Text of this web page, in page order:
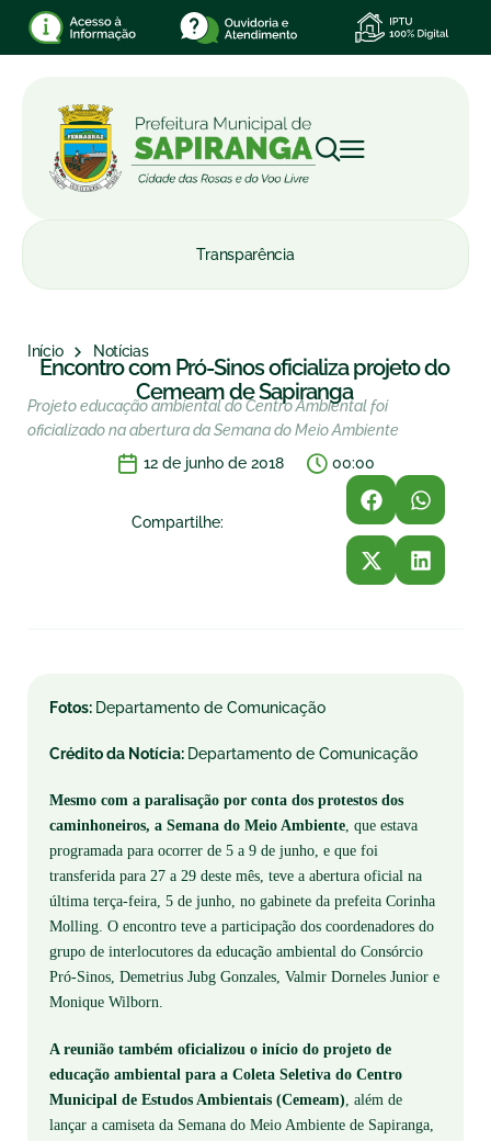
Transparência
Início Notícias
Encontro com Pró-Sinos oficializa projeto do
Cemeam de Sapiranga
Projeto educação ambiental do Centro Ambiental foi
oficializado na abertura da Semana do Meio Ambiente
12 de junho de 2018
00:00
Compartilhe:
Fotos: Departamento de Comunicação
Crédito da Notícia: Departamento de Comunicação
Mesmo com a paralisação por conta dos protestos dos
caminhoneiros, a Semana do Meio Ambiente, que estava
programada para ocorrer de 5 a 9 de junho, e que foi
transferida para 27 a 29 deste mês, teve a abertura oficial na
última terça-feira, 5 de junho, no gabinete da prefeita Corinha
Molling. O encontro teve a participação dos coordenadores do
grupo de interlocutores da educação ambiental do Consórcio
Pró-Sinos, Demetrius Jubg Gonzales, Valmir Dorneles Junior e
Monique Wilborn.
A reunião também oficializou o início do projeto de
educação ambiental para a Coleta Seletiva do Centro
Municipal de Estudos Ambientais (Cemeam), além de
lançar a camiseta da Semana do Meio Ambiente de Sapiranga,